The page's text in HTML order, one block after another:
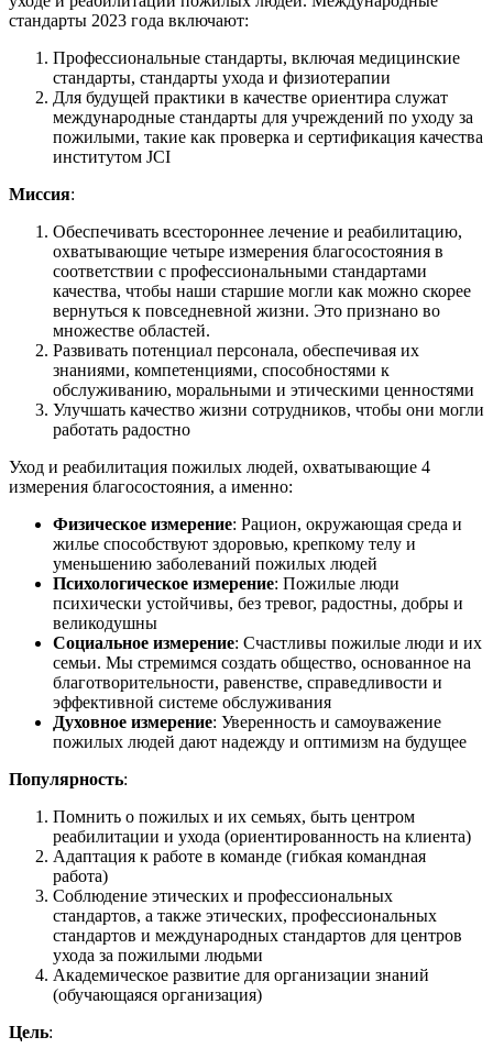
стандарты 2023 года включают:
Профессиональные стандарты, включая медицинские
стандарты, стандарты ухода и физиотерапии
Для будущей практики в качестве ориентира служат
международные стандарты для учреждений по уходу за
пожилыми, такие как проверка и сертификация качества
институтом JCI
Миссия:
Обеспечивать всестороннее лечение и реабилитацию,
охватывающие четыре измерения благосостояния в
соответствии с профессиональными стандартами
качества, чтобы наши старшие могли как можно скорее
вернуться к повседневной жизни. Это признано во
множестве областей.
Развивать потенциал персонала, обеспечивая их
знаниями, компетенциями, способностями к
обслуживанию, моральными и этическими ценностями
Улучшать качество жизни сотрудников, чтобы они могли
работать радостно
Уход и реабилитация пожилых людей, охватывающие 4
измерения благосостояния, а именно:
Физическое измерение: Рацион, окружающая среда и
жилье способствуют здоровью, крепкому телу и
уменьшению заболеваний пожилых людей
Психологическое измерение: Пожилые люди
психически устойчивы, без тревог, радостны, добры и
великодушны
Социальное измерение: Счастливы пожилые люди и их
семьи. Мы стремимся создать общество, основанное на
благотворительности, равенстве, справедливости и
эффективной системе обслуживания
Духовное измерение: Уверенность и самоуважение
пожилых людей дают надежду и оптимизм на будущее
Популярность:
Помнить о пожилых и их семьях, быть центром
реабилитации и ухода (ориентированность на клиента)
Адаптация к работе в команде (гибкая командная
работа)
Соблюдение этических и профессиональных
стандартов, а также этических, профессиональных
стандартов и международных стандартов для центров
ухода за пожилыми людьми
Академическое развитие для организации знаний
(обучающаяся организация)
Цель: